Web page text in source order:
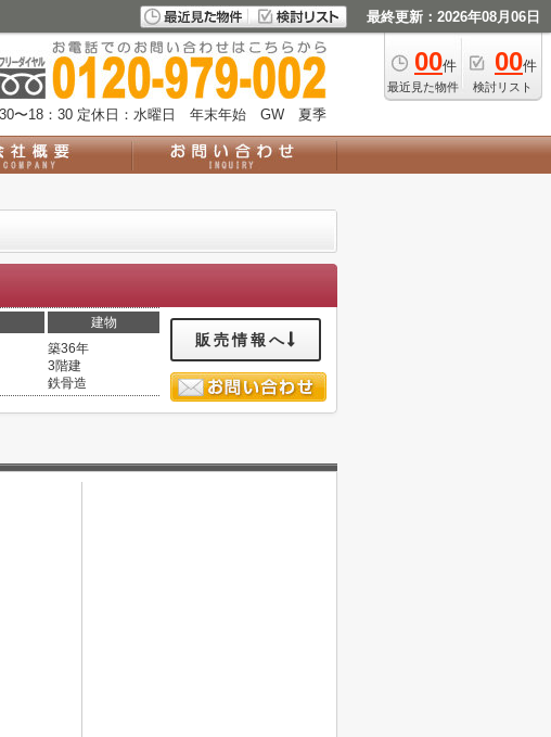
最終更新：2026年08月06日
00件
最近見た物件
00件
検討リスト
〜18：30 定休日：水曜日 年末年始 GW 夏季
建物
築36年
3階建
鉄骨造
販売情報へ